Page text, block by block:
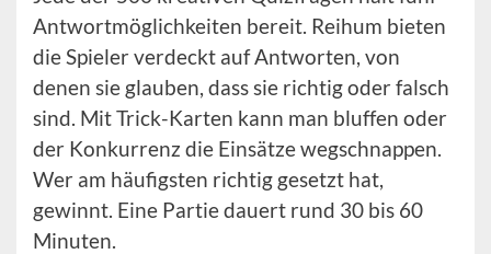
Antwortmöglichkeiten bereit. Reihum bieten
die Spieler verdeckt auf Antworten, von
denen sie glauben, dass sie richtig oder falsch
sind. Mit Trick-Karten kann man bluffen oder
der Konkurrenz die Einsätze wegschnappen.
Wer am häufigsten richtig gesetzt hat,
gewinnt. Eine Partie dauert rund 30 bis 60
Minuten.